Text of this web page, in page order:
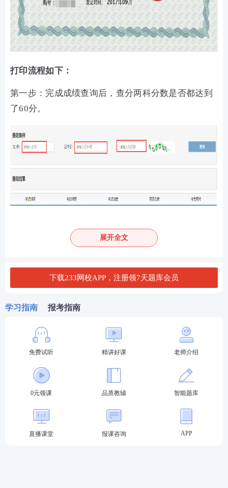
打印流程如下：
第一步：完成成绩查询后，查分两科分数是否都达到
了60分。
第二步：如两科成绩均已合格，则可在查询结果右侧
看到【证书下载】的位置，点击【期货从业资格考试
热点推荐：
2025年期货从业考试在线题库练习
2025年期货从业考试干货笔记免费获取
备考刷题： 233网校APP可免费刷期货章节习题、历年
展开全文
下载233网校APP，注册领7天题库会员
学习指南 报考指南
免费试听 精讲好课 老师介绍
0元领课 品质教辅 智能题库
直播课堂 报课咨询 APP